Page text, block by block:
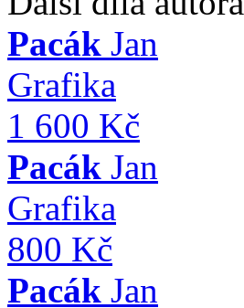
Pacák Jan
Grafika
1 600 Kč
Pacák Jan
Grafika
800 Kč
Pacák Jan